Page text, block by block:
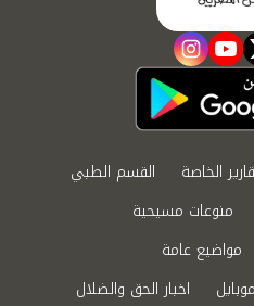
youtube
instagram
الخاصة
القسم الطبي
منوعات مسيحية
مواضيع عامة
اخبار الحق والضلال